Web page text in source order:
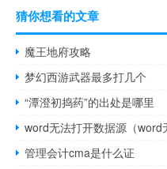
猜你想看的文章
魔王地府攻略
梦幻西游武器最多打几个
“潭澄初捣药”的出处是哪里
word无法打开数据源（word
管理会计cma是什么证